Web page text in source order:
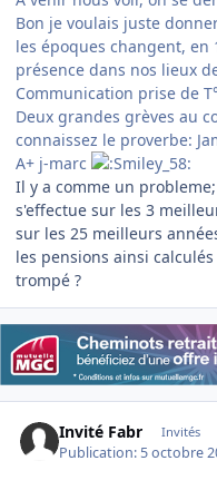
Bon je voulais juste
les époques changent, en
présence dans nos lieux
Communication prise de
Deux grandes grèves au
connaissez le proverbe:
A+ j-marc
Il y a comme un
s'effectue sur les 3
sur les 25 meilleurs
les pensions ainsi
trompé ?
Invité Fabr Invités
Publication: 5 octobre